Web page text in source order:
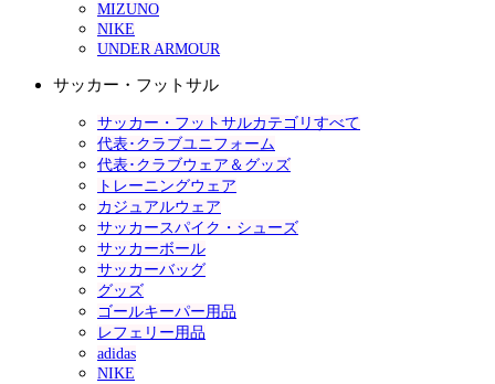
MIZUNO
NIKE
UNDER ARMOUR
サッカー・フットサル
サッカー・フットサルカテゴリすべて
代表･クラブユニフォーム
代表･クラブウェア＆グッズ
トレーニングウェア
カジュアルウェア
サッカースパイク・シューズ
サッカーボール
サッカーバッグ
グッズ
ゴールキーパー用品
レフェリー用品
adidas
NIKE